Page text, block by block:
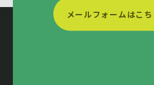
メールフォームはこ